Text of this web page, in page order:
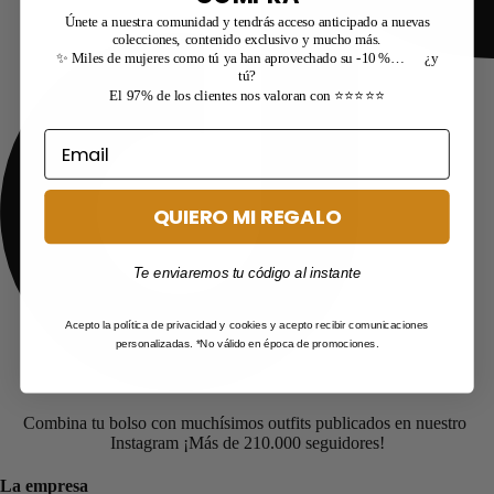
Combina tu bolso con muchísimos outfits publicados en nuestro
Instagram ¡Más de 210.000 seguidores!
La empresa
Únete a nuestra comunidad y tendrás acceso anticipado a nuevas
colecciones, contenido exclusivo y mucho más.
✨ Miles de mujeres como tú ya han aprovechado su -10 %… ¿y
tú?
El 97% de los clientes nos valoran con ⭐⭐⭐⭐⭐
QUIERO MI REGALO
Te enviaremos tu código al instante
Acepto la política de privacidad y cookies y acepto recibir comunicaciones
personalizadas. *No válido en época de promociones.